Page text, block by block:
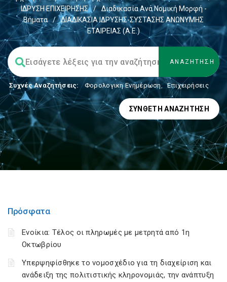
ΙΔΡΥΣΗ ΕΠΙΧΕΙΡΗΣΗΣ
/
Διαδικασία Ανά Νομική Μορφή -
Βήματα
/
ΔΙΑΔΙΚΑΣΙΑ IΔΡΥΣΗΣ-ΣΥΣΤΑΣΗΣ ΑΝΩΝΥΜΗΣ
ΕΤΑΙΡΕΙΑΣ (Α.Ε.)
Συχνές Αναζητήσεις: Φορολογικη Ενημέρωση, Επιχειρήσεις
ΣΎΝΘΕΤΗ ΑΝΑΖΉΤΗΣΗ
Πρόσφατα
Ενοίκια: Τέλος οι πληρωμές με μετρητά από 1η
Οκτωβρίου
Υπερψηφίσθηκε το νομοσχέδιο για τη διαχείριση και
ανάδειξη της πολιτιστικής κληρονομιάς, την ανάπτυξη